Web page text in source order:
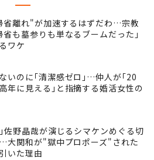
省離れ"が加速するはずだわ…宗教
省も墓参りも単なるブームだった｣
ワケ
いのに｢清潔感ゼロ｣…仲人が｢20
年に見える｣と指摘する婚活女性の
佐野晶哉が演じるシマケンめぐる切
大関和が"獄中プロポーズ"された
いた理由